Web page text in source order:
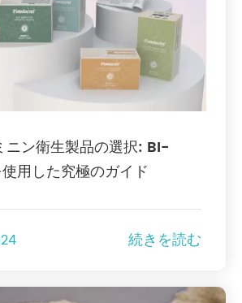
ニン衛生製品の選択: BI-
用した究極のガイド
続きを読む